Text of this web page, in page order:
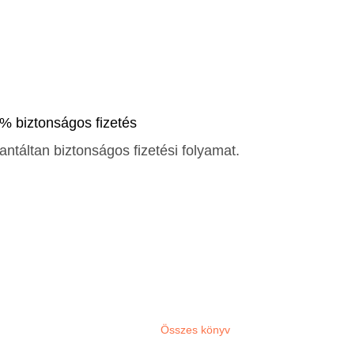
biztonságos fizetés
biztonságos fizetési folyamat.
Összes könyv